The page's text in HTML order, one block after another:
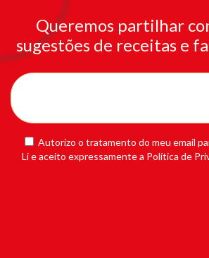
Queremos partilhar
sugestões de receitas e
Autorizo o tratamento do meu email
Li e aceito expressamente a Política de